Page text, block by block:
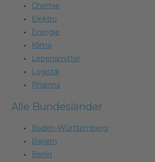
Chemie
Elektro
Energie
Klima
Lebensmittel
Logistik
Pharma
Alle Bundesländer
Baden-Württemberg
Bayern
Berlin